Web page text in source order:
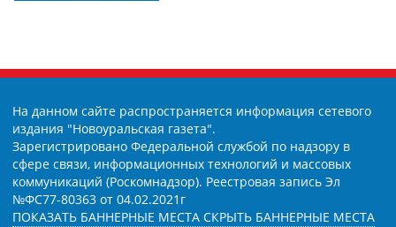
На данном сайте распространяется информация сетевого
издания "Новоуральская газета".
Зарегистрировано Федеральной службой по надзору в
сфере связи, информационных технологий и массовых
коммуникаций (Роскомнадзор). Реестровая запись Эл
№ФС77-80363 от 04.02.2021г
ПОКАЗАТЬ БАННЕРНЫЕ МЕСТА СКРЫТЬ БАННЕРНЫЕ МЕСТА